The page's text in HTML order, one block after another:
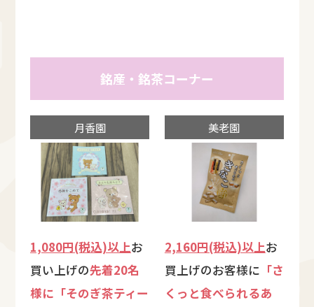
銘産・銘茶コーナー
月香園
1,080円(税込)以上お
買い上げの先着20名
様に「そのぎ茶ティー
美老園
2,160円(税込)以上お
買上げのお客様に 「さ
くっと食べられるあ